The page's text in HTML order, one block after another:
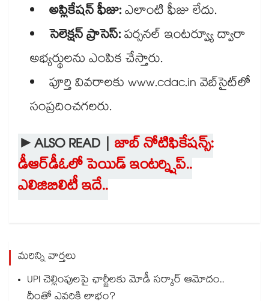
అప్లికేషన్ ఫీజు:ఎలాంటి ఫీజు లేదు.
సెలెక్షన్ ప్రాసెస్:పర్సనల్ ఇంటర్వ్యూ ద్వారా
అభ్యర్థులను ఎంపిక చేస్తారు.
పూర్తి వివరాలకు www.cdac.in వెబ్​సైట్​లో
సంప్రదించగలరు.
►ALSO READ | జాబ్ నోటిఫికేషన్స్:
డీఆర్⁬డీఓలో పెయిడ్ ఇంటర్న్షిప్..
ఎలిజిబిలిటీ ఇదే..
మరిన్ని వార్తలు
UPI చెల్లింపులపై ఛార్జీలకు మోడీ సర్కార్ ఆమోదం..